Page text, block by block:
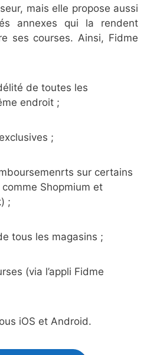
mais elle propose aussi
annexes qui la rendent
ses courses. Ainsi, Fidme
de toutes les
endroit ;
;
sur certains
Shopmium et
;
tous les magasins ;
(via l’appli Fidme
iOS et Android.